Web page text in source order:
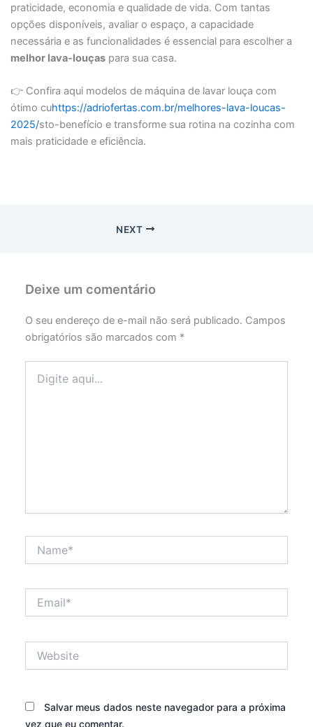
praticidade, economia e qualidade de vida. Com tantas
opções disponíveis, avaliar o espaço, a capacidade
necessária e as funcionalidades é essencial para escolher a
melhor lava-louçaspara sua casa.
👉 Confira aqui modelos de máquina de lavar louça com
ótimo cuhttps://adriofertas.com.br/melhores-lava-loucas-
2025/sto-benefício e transforme sua rotina na cozinha com
mais praticidade e eficiência.
NEXT
Deixe um comentário
O seu endereço de e-mail não será publicado. Campos
obrigatórios são marcados com *
aqui...
Salvar meus dados neste navegador para a próxima
vez que eu comentar.